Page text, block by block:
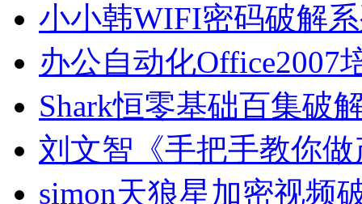
小小韩WIFI密码破解
办公自动化Office2007
Shark恒零基础百集破
刘文智《手把手教你
simon天狼星加密视频